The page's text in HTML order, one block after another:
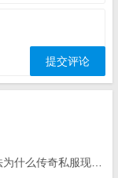
犯法吗还有那么多人每天